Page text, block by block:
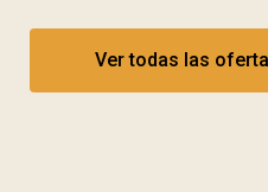
Ver todas las